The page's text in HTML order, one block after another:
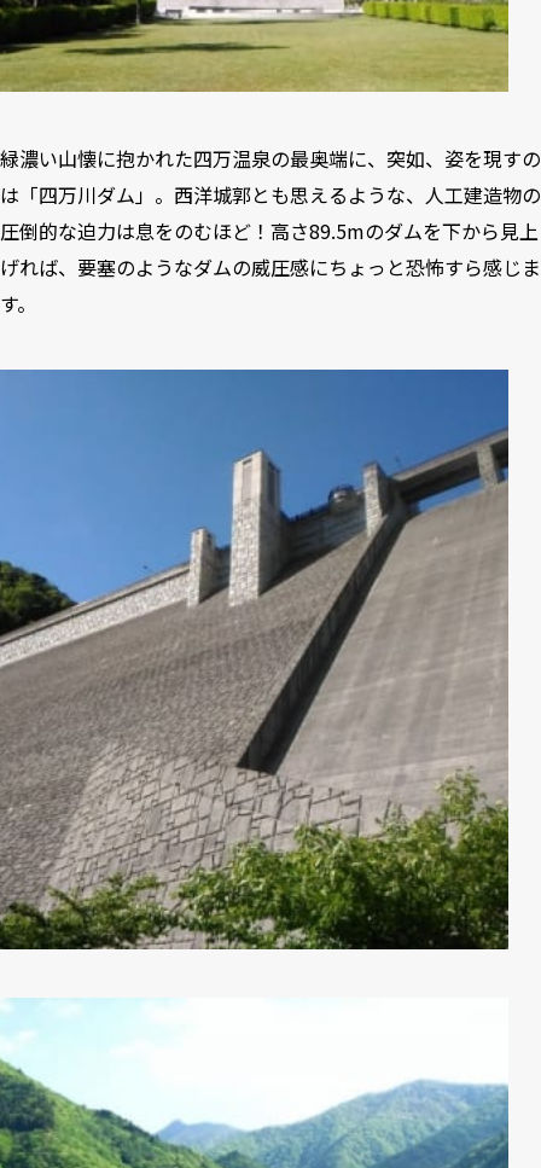
緑濃い山懐に抱かれた四万温泉の最奥端に、突如、姿を現すの
は「四万川ダム」。西洋城郭とも思えるような、人工建造物の
圧倒的な迫力は息をのむほど！高さ89.5mのダムを下から見上
げれば、要塞のようなダムの威圧感にちょっと恐怖すら感じま
す。